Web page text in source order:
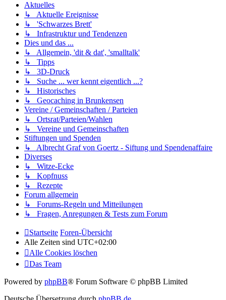
Aktuelles
↳ Aktuelle Ereignisse
↳ 'Schwarzes Brett'
↳ Infrastruktur und Tendenzen
Dies und das ...
↳ Allgemein, 'dit & dat', 'smalltalk'
↳ Tipps
↳ 3D-Druck
↳ Suche ... wer kennt eigentlich ...?
↳ Historisches
↳ Geocaching in Brunkensen
Vereine / Gemeinschaften / Parteien
↳ Ortsrat/Parteien/Wahlen
↳ Vereine und Gemeinschaften
Stiftungen und Spenden
↳ Albrecht Graf von Goertz - Siftung und Spendenaffaire
Diverses
↳ Witze-Ecke
↳ Kopfnuss
↳ Rezepte
Forum allgemein
↳ Forums-Regeln und Mitteilungen
↳ Fragen, Anregungen & Tests zum Forum
Startseite Foren-Übersicht
Alle Zeiten sind UTC+02:00
Alle Cookies löschen
Das Team
Powered by phpBB® Forum Software © phpBB Limited